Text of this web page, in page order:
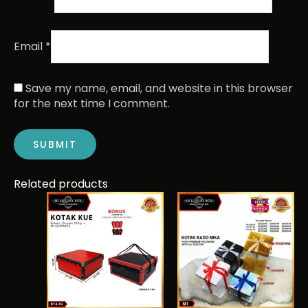
Email *
Save my name, email, and website in this browser
for the next time I comment.
Related products
Price
range:
through
Rp21.700
This
product
has
multiple
variants.
The
options
may
Price
This
product
has
multiple
variants.
The
options
may